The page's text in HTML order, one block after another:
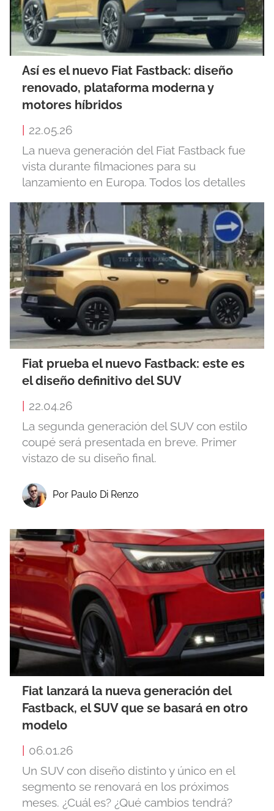
Así es el nuevo Fiat Fastback: diseño
renovado, plataforma moderna y
motores híbridos
| 22.05.26
La nueva generación del Fiat Fastback fue
vista durante filmaciones para su
lanzamiento en Europa. Todos los detalles
Fiat prueba el nuevo Fastback: este es
el diseño definitivo del SUV
22.04.26
La segunda generación del SUV con estilo
coupé será presentada en breve. Primer
vistazo de su diseño final.
Por Paulo Di Renzo
Fiat lanzará la nueva generación del
Fastback, el SUV que se basará en otro
modelo
06.01.26
Un SUV con diseño distinto y único en el
segmento se renovará en los próximos
meses. ¿Cuál es? ¿Qué cambios tendrá?